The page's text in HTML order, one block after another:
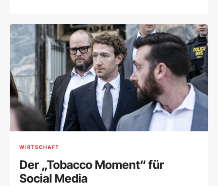
WIRTSCHAFT
Der „Tobacco Moment“ für
Social Media